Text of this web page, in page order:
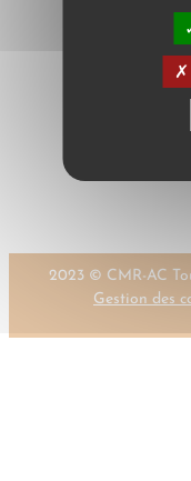
2023 © CMR-AC
Gestion des